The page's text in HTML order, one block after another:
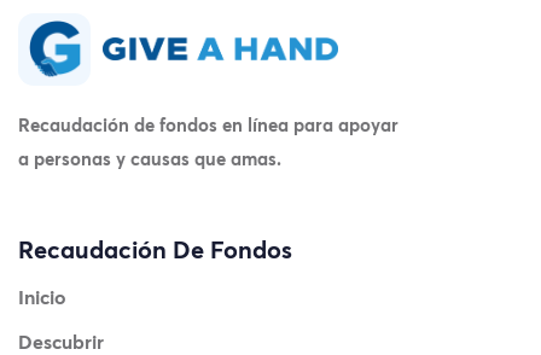
Recaudación de fondos en línea para apoyar
a personas y causas que amas.
Recaudación De Fondos
Inicio
Descubrir